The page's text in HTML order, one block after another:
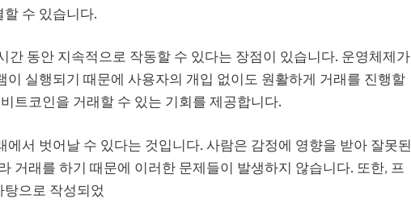
수 있습니다.
동안 지속적으로 작동할 수 있다는 장점이 있습니다. 운영체제가
실행되기 때문에 사용자의 개입 없이도 원활하게 거래를 진행할
트코인을 거래할 수 있는 기회를 제공합니다.
서 벗어날 수 있다는 것입니다. 사람은 감정에 영향을 받아 잘못된
거래를 하기 때문에 이러한 문제들이 발생하지 않습니다. 또한, 프
으로 작성되었